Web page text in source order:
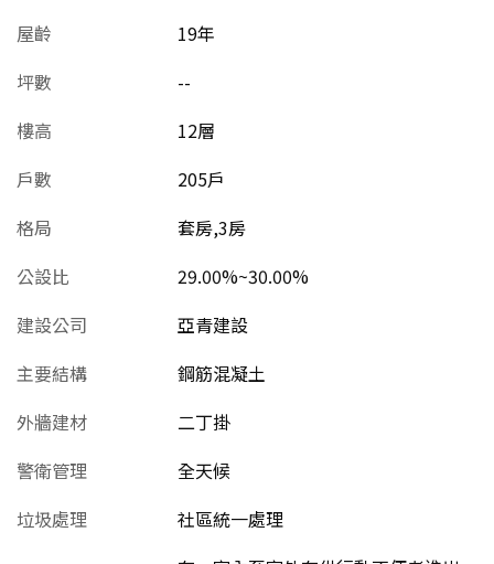
屋齡
19年
坪數
--
樓高
12層
戶數
205戶
格局
套房,3房
公設比
29.00%~30.00%
建設公司
亞青建設
主要結構
鋼筋混凝土
外牆建材
二丁掛
警衛管理
全天候
垃圾處理
社區統一處理